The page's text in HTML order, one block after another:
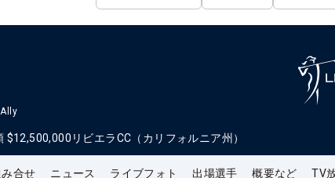
$12,500,000 リビエラCC（カリフォルニア州）
合せ ニュース ライブフォト 出場選手 概要など TV